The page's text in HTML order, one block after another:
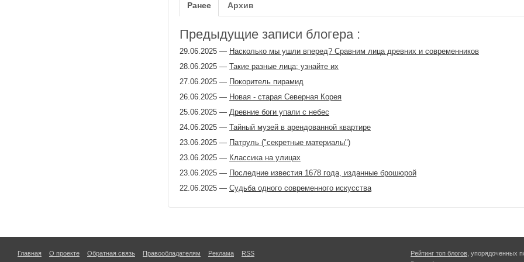
Ранее Архив
Предыдущие записи блогера :
29.06.2025 — Насколько мы ушли вперед? Сравним лица древних и современников
28.06.2025 — Такие разные лица; узнайте их
27.06.2025 — Покоритель пирамид
26.06.2025 — Новая - старая Северная Корея
25.06.2025 — Древние боги упали с небес
24.06.2025 — Тайный музей в арендованной квартире
23.06.2025 — Патруль ("секретные материалы")
23.06.2025 — Классика на улицах
23.06.2025 — Последние известия 1678 года, изданные брошюрой
22.06.2025 — Судьба одного современного искусства
Главная О проекте Обратная связь Правообладателям Реклама RSS Рейтинг топ блогов , упорядоченных